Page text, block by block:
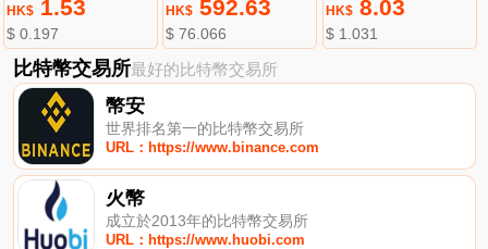
HK$1.53
$ 0.197
HK$ 592.63
$ 76.066
HK$8.03
$ 1.031
比特幣交易所最好的比特幣交易所
幣安
世界排名第一的比特幣交易所
URL：https://www.binance.com
火幣
成立於2013年的比特幣交易所
URL：https://www.huobi.com